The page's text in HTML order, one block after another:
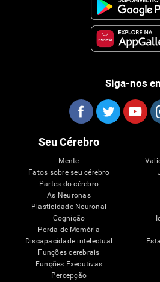
Siga-nos
Seu Cérebro
Mente
Fatos sobre seu cérebro
Partes do cérebro
As Neuronas
Plasticidade Neuronal
Cognição
Perda de Memória
Discapacidade intelectual
Funções cerebrais
Funções Executivas
Percepção